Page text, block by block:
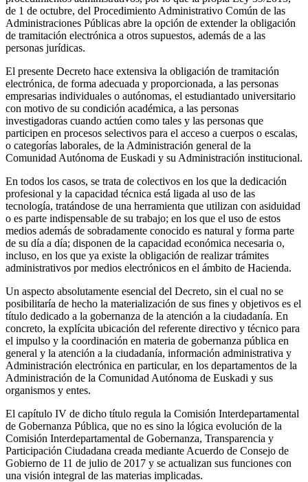
de 1 de octubre, del Procedimiento Administrativo Común de las
Administraciones Públicas abre la opción de extender la obligación
de tramitación electrónica a otros supuestos, además de a las
personas jurídicas.
El presente Decreto hace extensiva la obligación de tramitación
electrónica, de forma adecuada y proporcionada, a las personas
empresarias individuales o autónomas, el estudiantado universitario
con motivo de su condición académica, a las personas
investigadoras cuando actúen como tales y las personas que
participen en procesos selectivos para el acceso a cuerpos o escalas,
o categorías laborales, de la Administración general de la
Comunidad Autónoma de Euskadi y su Administración institucional.
En todos los casos, se trata de colectivos en los que la dedicación
profesional y la capacidad técnica está ligada al uso de las
tecnología, tratándose de una herramienta que utilizan con asiduidad
o es parte indispensable de su trabajo; en los que el uso de estos
medios además de sobradamente conocido es natural y forma parte
de su día a día; disponen de la capacidad económica necesaria o,
incluso, en los que ya existe la obligación de realizar trámites
administrativos por medios electrónicos en el ámbito de Hacienda.
Un aspecto absolutamente esencial del Decreto, sin el cual no se
posibilitaría de hecho la materialización de sus fines y objetivos es el
título dedicado a la gobernanza de la atención a la ciudadanía. En
concreto, la explícita ubicación del referente directivo y técnico para
el impulso y la coordinación en materia de gobernanza pública en
general y la atención a la ciudadanía, información administrativa y
Administración electrónica en particular, en los departamentos de la
Administración de la Comunidad Autónoma de Euskadi y sus
organismos y entes.
El capítulo IV de dicho título regula la Comisión Interdepartamental
de Gobernanza Pública, que no es sino la lógica evolución de la
Comisión Interdepartamental de Gobernanza, Transparencia y
Participación Ciudadana creada mediante Acuerdo de Consejo de
Gobierno de 11 de julio de 2017 y se actualizan sus funciones con
una visión integral de las materias implicadas.